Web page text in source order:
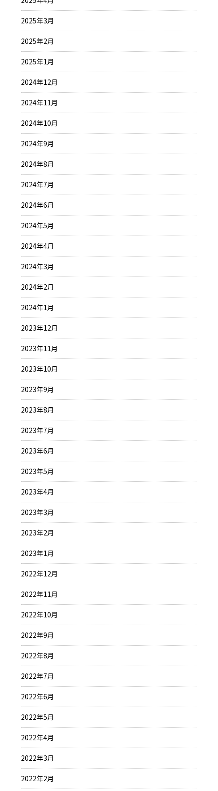
2025年3月
2025年2月
2025年1月
2024年12月
2024年11月
2024年10月
2024年9月
2024年8月
2024年7月
2024年6月
2024年5月
2024年4月
2024年3月
2024年2月
2024年1月
2023年12月
2023年11月
2023年10月
2023年9月
2023年8月
2023年7月
2023年6月
2023年5月
2023年4月
2023年3月
2023年2月
2023年1月
2022年12月
2022年11月
2022年10月
2022年9月
2022年8月
2022年7月
2022年6月
2022年5月
2022年4月
2022年3月
2022年2月